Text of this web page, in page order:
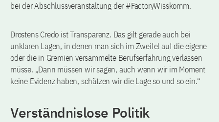
bei der Abschlussveranstaltung der #FactoryWisskomm.
Drostens Credo ist Transparenz. Das gilt gerade auch bei
unklaren Lagen, in denen man sich im Zweifel auf die eigene
oder die in Gremien versammelte Berufserfahrung verlassen
müsse. „Dann müssen wir sagen, auch wenn wir im Moment
keine Evidenz haben, schätzen wir die Lage so und so ein.“
Verständnislose Politik